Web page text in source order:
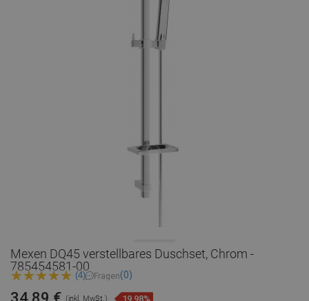
Mexen DQ45 verstellbares Duschset, Chrom -
785454581-00
(4) Fragen(0)
(inkl. MwSt.) 19,98%